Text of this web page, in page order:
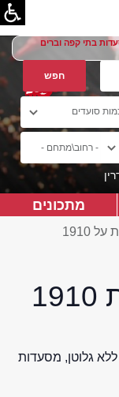
בתי קפה וברים
מתכונים
1910
גלוטן, מסעדות